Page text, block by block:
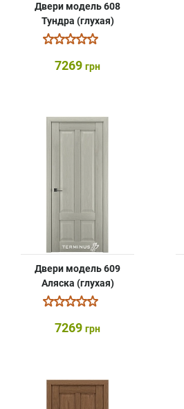
Двери модель 608
Тундра (глухая)
7269 грн
Двери модель 609
Аляска (глухая)
7269 грн